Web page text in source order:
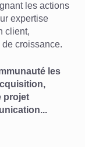
les actions
expertise
client,
croissance.
les
projet